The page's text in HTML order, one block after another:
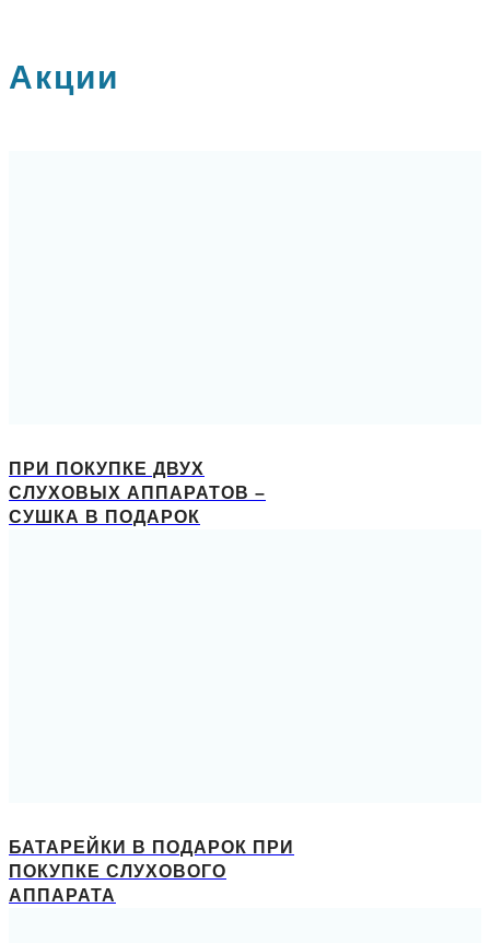
Акции
ПРИ ПОКУПКЕ ДВУХ
СЛУХОВЫХ АППАРАТОВ –
СУШКА В ПОДАРОК
БАТАРЕЙКИ В ПОДАРОК ПРИ
ПОКУПКЕ СЛУХОВОГО
АППАРАТА